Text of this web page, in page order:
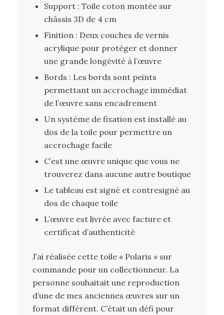
Support : Toile coton montée sur
châssis 3D de 4 cm
Finition : Deux couches de vernis
acrylique pour protéger et donner
une grande longévité à l’œuvre
Bords : Les bords sont peints
permettant un accrochage immédiat
de l’œuvre sans encadrement
Un système de fixation est installé au
dos de la toile pour permettre un
accrochage facile
C’est une œuvre unique que vous ne
trouverez dans aucune autre boutique
Le tableau est signé et contresigné au
dos de chaque toile
L’œuvre est livrée avec facture et
certificat d’authenticité
J’ai réalisée cette toile « Polaris » sur
commande pour un collectionneur. La
personne souhaitait une reproduction
d’une de mes anciennes œuvres sur un
format différent. C’était un défi pour